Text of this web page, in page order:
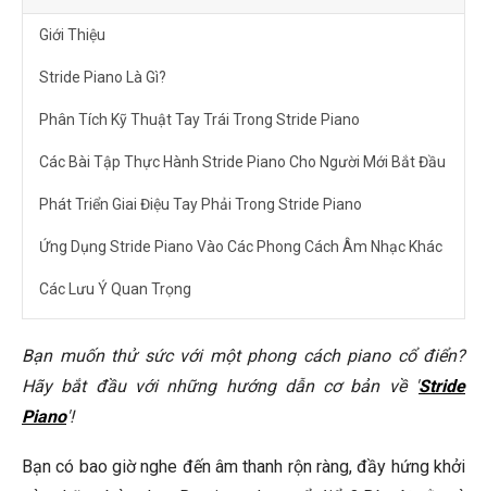
Giới Thiệu
Stride Piano Là Gì?
Phân Tích Kỹ Thuật Tay Trái Trong Stride Piano
Các Bài Tập Thực Hành Stride Piano Cho Người Mới Bắt Đầu
Phát Triển Giai Điệu Tay Phải Trong Stride Piano
Ứng Dụng Stride Piano Vào Các Phong Cách Âm Nhạc Khác
Các Lưu Ý Quan Trọng
Tôi cần những gì để bắt đầu học Stride Piano?
Stride Piano khác gì so với các phong cách piano khác?
Bạn muốn thử sức với một phong cách piano cổ điển?
Hãy bắt đầu với những hướng dẫn cơ bản về ' Stride
Piano'!
Bạn có bao giờ nghe đến âm thanh rộn ràng, đầy hứng khởi